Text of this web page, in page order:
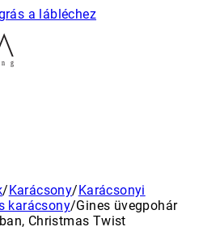
a lábléchez
o m e & l i v i n g
/Karácsony/Karácsonyi
karácsony/Gines üvegpohár
Christmas Twist